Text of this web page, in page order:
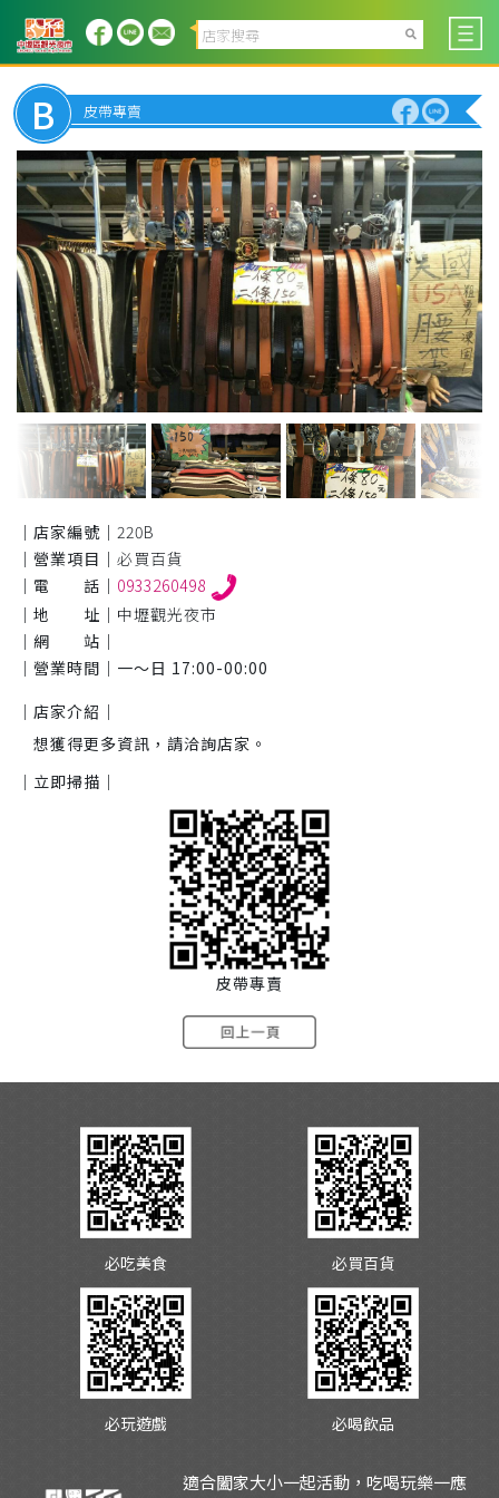
B 皮帶專賣
｜店家編號｜ 220B
｜營業項目｜ 必買百貨
｜電 話｜ 0933260498
｜地 址｜ 中壢觀光夜市
｜網 站｜
｜營業時間｜ 一～日 17:00-00:00
｜店家介紹｜
想獲得更多資訊，請洽詢店家。
｜立即掃描｜
皮帶專賣
必吃美食 必買百貨
必玩遊戲 必喝飲品
適合闔家大小一起活動，吃喝玩樂一應